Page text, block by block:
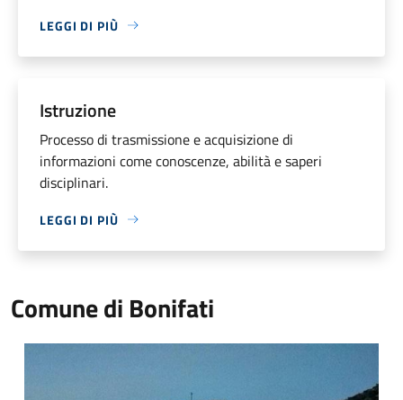
LEGGI DI PIÙ
Istruzione
Processo di trasmissione e acquisizione di
informazioni come conoscenze, abilità e saperi
disciplinari.
LEGGI DI PIÙ
Comune di Bonifati